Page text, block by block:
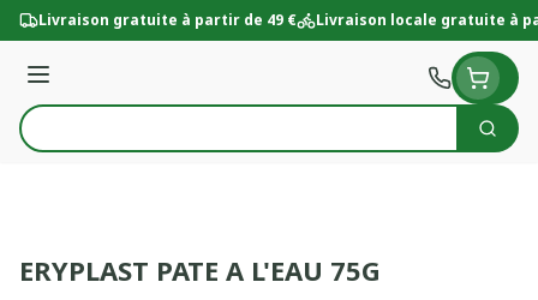
Aller au contenu
Livraison gratuite à partir de 49 € Livraison locale gratuite à
Menu
Rechercher
ERYPLAST PATE A L'EAU 75G